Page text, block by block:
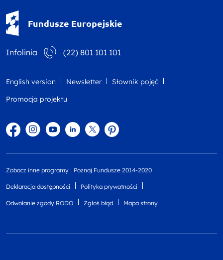
Fundusze Europejskie
Infolinia (22) 801 101 101
English version Newsletter
Słownik pojęć
Promocja projektu
FacebookInstagram
YouTubeLinkedintwitterPinterest
Zobacz inne programy Poznaj Fundusze 2014-2020
Deklaracja dostępności Polityka prywatności
Odwołanie zgody RODO Zgłoś błąd Mapa strony